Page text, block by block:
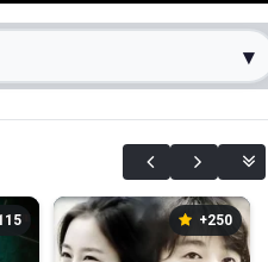
▾
0%
+250